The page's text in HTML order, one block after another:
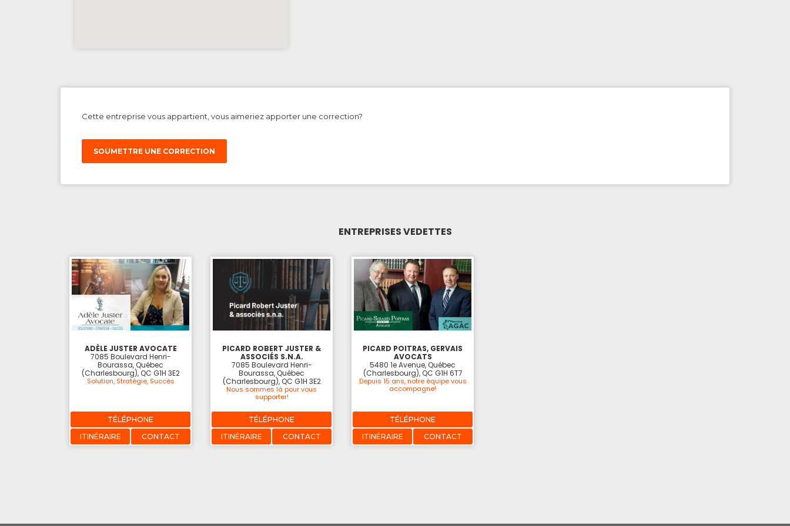
Cette entreprise vous appartient, vous aimeriez apporter une correction?
SOUMETTRE UNE CORRECTION
ENTREPRISES VEDETTES
ADÈLE JUSTER AVOCATE
7085 Boulevard Henri-
Bourassa, Québec
(Charlesbourg), QC G1H 3E2
Solution, Stratégie, Succès
TÉLÉPHONE
ITINÉRAIRE
CONTACT
PICARD ROBERT JUSTER &
ASSOCIÉS S.N.A.
7085 Boulevard Henri-
Bourassa, Québec
(Charlesbourg), QC G1H 3E2
Nous sommes là pour vous
supporter!
TÉLÉPHONE
ITINÉRAIRE
CONTACT
PICARD POITRAS, GERVAIS
AVOCATS
5480 1e Avenue, Québec
(Charlesbourg), QC G1H 6T7
Depuis 15 ans, notre équipe vous
accompagne!
TÉLÉPHONE
ITINÉRAIRE
CONTACT